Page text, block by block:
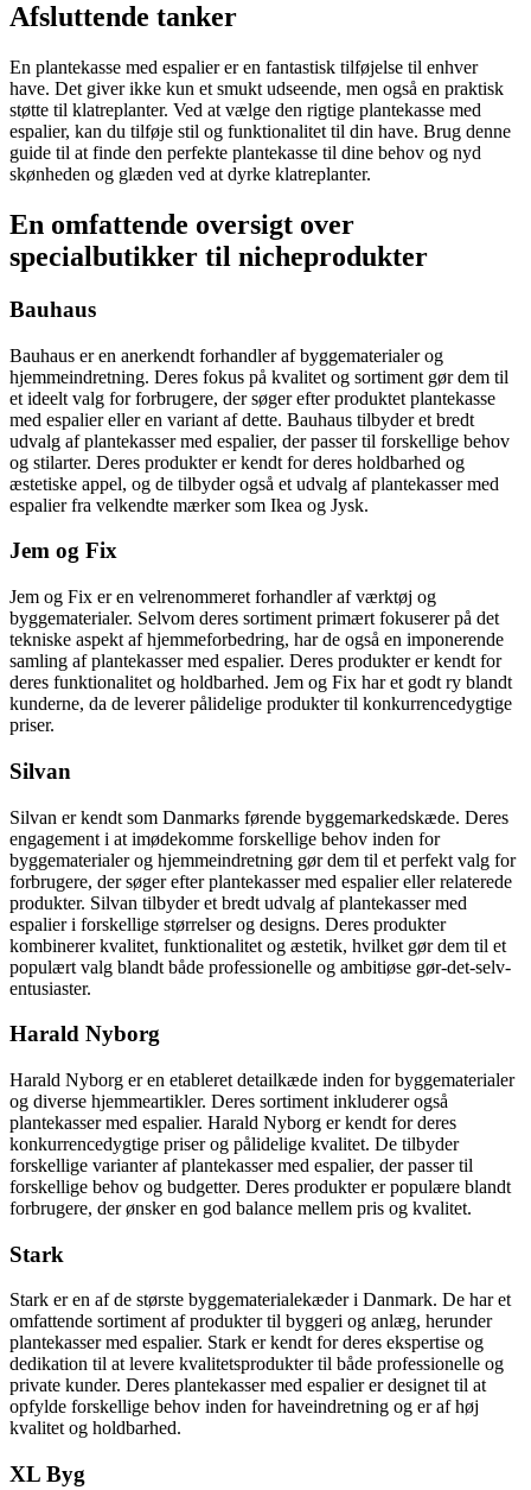
Afsluttende tanker
En plantekasse med espalier er en fantastisk tilføjelse til enhver
have. Det giver ikke kun et smukt udseende, men også en praktisk
støtte til klatreplanter. Ved at vælge den rigtige plantekasse med
espalier, kan du tilføje stil og funktionalitet til din have. Brug denne
guide til at finde den perfekte plantekasse til dine behov og nyd
skønheden og glæden ved at dyrke klatreplanter.
En omfattende oversigt over
specialbutikker til nicheprodukter
Bauhaus
Bauhaus er en anerkendt forhandler af byggematerialer og
hjemmeindretning. Deres fokus på kvalitet og sortiment gør dem til
et ideelt valg for forbrugere, der søger efter produktet plantekasse
med espalier eller en variant af dette. Bauhaus tilbyder et bredt
udvalg af plantekasser med espalier, der passer til forskellige behov
og stilarter. Deres produkter er kendt for deres holdbarhed og
æstetiske appel, og de tilbyder også et udvalg af plantekasser med
espalier fra velkendte mærker som Ikea og Jysk.
Jem og Fix
Jem og Fix er en velrenommeret forhandler af værktøj og
byggematerialer. Selvom deres sortiment primært fokuserer på det
tekniske aspekt af hjemmeforbedring, har de også en imponerende
samling af plantekasser med espalier. Deres produkter er kendt for
deres funktionalitet og holdbarhed. Jem og Fix har et godt ry blandt
kunderne, da de leverer pålidelige produkter til konkurrencedygtige
priser.
Silvan
Silvan er kendt som Danmarks førende byggemarkedskæde. Deres
engagement i at imødekomme forskellige behov inden for
byggematerialer og hjemmeindretning gør dem til et perfekt valg for
forbrugere, der søger efter plantekasser med espalier eller relaterede
produkter. Silvan tilbyder et bredt udvalg af plantekasser med
espalier i forskellige størrelser og designs. Deres produkter
kombinerer kvalitet, funktionalitet og æstetik, hvilket gør dem til et
populært valg blandt både professionelle og ambitiøse gør-det-selv-
entusiaster.
Harald Nyborg
Harald Nyborg er en etableret detailkæde inden for byggematerialer
og diverse hjemmeartikler. Deres sortiment inkluderer også
plantekasser med espalier. Harald Nyborg er kendt for deres
konkurrencedygtige priser og pålidelige kvalitet. De tilbyder
forskellige varianter af plantekasser med espalier, der passer til
forskellige behov og budgetter. Deres produkter er populære blandt
forbrugere, der ønsker en god balance mellem pris og kvalitet.
Stark
Stark er en af de største byggematerialekæder i Danmark. De har et
omfattende sortiment af produkter til byggeri og anlæg, herunder
plantekasser med espalier. Stark er kendt for deres ekspertise og
dedikation til at levere kvalitetsprodukter til både professionelle og
private kunder. Deres plantekasser med espalier er designet til at
opfylde forskellige behov inden for haveindretning og er af høj
kvalitet og holdbarhed.
XL Byg